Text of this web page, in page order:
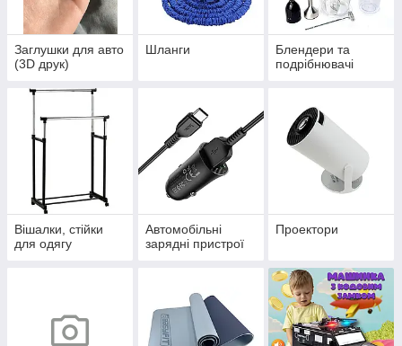
Заглушки для авто
(3D друк)
Шланги
Блендери та
подрібнювачі
Вішалки, стійки
для одягу
Автомобільні
зарядні пристрої
Проектори